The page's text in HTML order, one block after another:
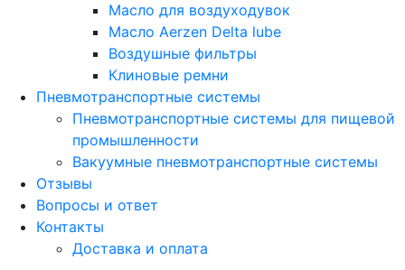
Масло для воздуходувок
Масло Aerzen Delta lube
Воздушные фильтры
Клиновые ремни
Пневмотранспортные системы
Пневмотранспортные системы для пищевой
промышленности
Вакуумные пневмотранспортные системы
Отзывы
Вопросы и ответ
Контакты
Доставка и оплата